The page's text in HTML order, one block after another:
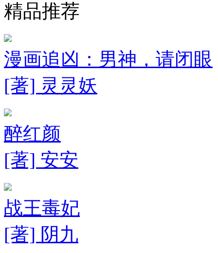
精品推荐
漫画追凶：男神，请闭眼
[著] 灵灵妖
醉红颜
[著] 安安
战王毒妃
[著] 阴九